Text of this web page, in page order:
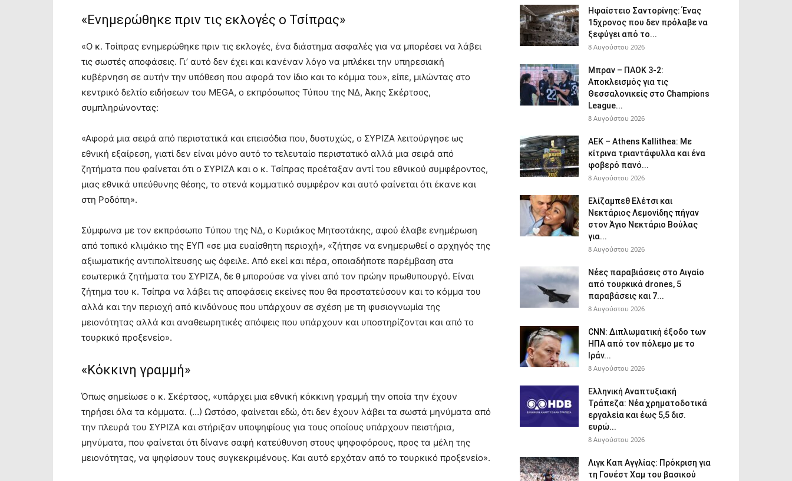
«Ενημερώθηκε πριν τις εκλογές ο Τσίπρας»
«Ο κ. Τσίπρας ενημερώθηκε πριν τις εκλογές, ένα διάστημα ασφαλές για να μπορέσει να λάβει
τις σωστές αποφάσεις. Γι’ αυτό δεν έχει και κανέναν λόγο να μπλέκει την υπηρεσιακή
κυβέρνηση σε αυτήν την υπόθεση που αφορά τον ίδιο και το κόμμα του», είπε, μιλώντας στο
κεντρικό δελτίο ειδήσεων του MEGA, ο εκπρόσωπος Τύπου της ΝΔ, Άκης Σκέρτσος,
συμπληρώνοντας:
«Αφορά μια σειρά από περιστατικά και επεισόδια που, δυστυχώς, ο ΣΥΡΙΖΑ λειτούργησε ως
εθνική εξαίρεση, γιατί δεν είναι μόνο αυτό το τελευταίο περιστατικό αλλά μια σειρά από
ζητήματα που φαίνεται ότι ο ΣΥΡΙΖΑ και ο κ. Τσίπρας προέταξαν αντί του εθνικού συμφέροντος,
μιας εθνικά υπεύθυνης θέσης, το στενά κομματικό συμφέρον και αυτό φαίνεται ότι έκανε και
στη Ροδόπη».
Σύμφωνα με τον εκπρόσωπο Τύπου της ΝΔ, ο Κυριάκος Μητσοτάκης, αφού έλαβε ενημέρωση
από τοπικό κλιμάκιο της ΕΥΠ «σε μια ευαίσθητη περιοχή», «ζήτησε να ενημερωθεί ο αρχηγός της
αξιωματικής αντιπολίτευσης ως όφειλε. Από εκεί και πέρα, οποιαδήποτε παρέμβαση στα
εσωτερικά ζητήματα του ΣΥΡΙΖΑ, δε θ μπορούσε να γίνει από τον πρώην πρωθυπουργό. Είναι
ζήτημα του κ. Τσίπρα να λάβει τις αποφάσεις εκείνες που θα προστατεύσουν και το κόμμα του
αλλά και την περιοχή από κινδύνους που υπάρχουν σε σχέση με τη φυσιογνωμία της
μειονότητας αλλά και αναθεωρητικές απόψεις που υπάρχουν και υποστηρίζονται και από το
τουρκικό προξενείο».
«Κόκκινη γραμμή»
Όπως σημείωσε ο κ. Σκέρτσος, «υπάρχει μια εθνική κόκκινη γραμμή την οποία την έχουν
τηρήσει όλα τα κόμματα. (…) Ωστόσο, φαίνεται εδώ, ότι δεν έχουν λάβει τα σωστά μηνύματα από
την πλευρά του ΣΥΡΙΖΑ και στήριξαν υποψηφίους για τους οποίους υπάρχουν πειστήρια,
μηνύματα, που φαίνεται ότι δίνανε σαφή κατεύθυνση στους ψηφοφόρους, προς τα μέλη της
μειονότητας, να ψηφίσουν τους συγκεκριμένους. Και αυτό ερχόταν από το τουρκικό προξενείο».
Ηφαίστειο Σαντορίνης: Ένας
15χρονος που δεν πρόλαβε να
ξεφύγει από το...
8 Αυγούστου 2026
Μπραν – ΠΑΟΚ 3-2:
Αποκλεισμός για τις
Θεσσαλονικείς στο Champions
League...
8 Αυγούστου 2026
ΑΕΚ – Athens Kallithea: Με
κίτρινα τριαντάφυλλα και ένα
φοβερό πανό...
8 Αυγούστου 2026
Ελίζαμπεθ Ελέτσι και
Νεκτάριος Λεμονίδης πήγαν
στον Άγιο Νεκτάριο Βούλας
για...
8 Αυγούστου 2026
Νέες παραβιάσεις στο Αιγαίο
από τουρκικά drones, 5
παραβάσεις και 7...
8 Αυγούστου 2026
CNN: Διπλωματική έξοδο των
ΗΠΑ από τον πόλεμο με το
Ιράν...
8 Αυγούστου 2026
Ελληνική Αναπτυξιακή
Τράπεζα: Νέα χρηματοδοτικά
εργαλεία και έως 5,5 δισ.
ευρώ...
8 Αυγούστου 2026
Λιγκ Καπ Αγγλίας: Πρόκριση για
τη Γουέστ Χαμ του βασικού